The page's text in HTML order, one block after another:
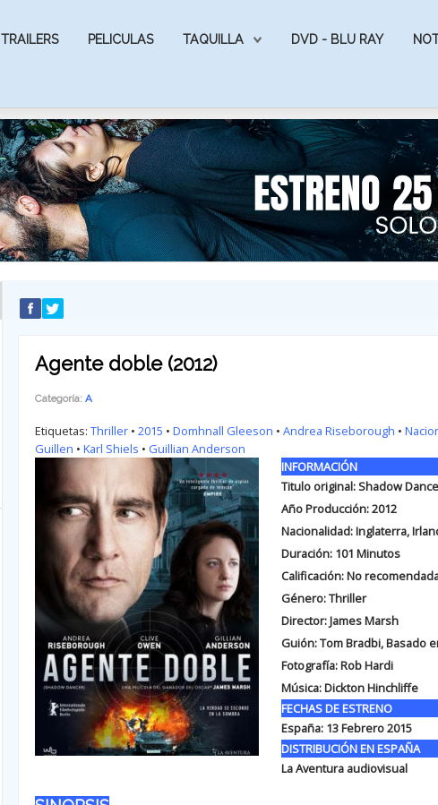
TRAILERS PELICULAS TAQUILLA DVD - BLU RAY
Agente doble (2012)
Categoría: A
Etiquetas: Thriller• 2015 • Domhnall Gleeson • Andrea Riseborough •
Guillen • Karl Shiels • Guillian Anderson
INFORMACIÓN
Titulo original: Shadow
Año Producción: 2012
Nacionalidad: Inglaterra,
Duración: 101 Minutos
Calificación: No
Género: Thriller
Director: James Marsh
Guión: Tom Bradbi, Basado
Fotografía: Rob Hardi
Música: Dickton Hinchliffe
FECHAS DE ESTRENO
España: 13 Febrero 2015
DISTRIBUCIÓN EN ESPAÑA
La Aventura audiovisual